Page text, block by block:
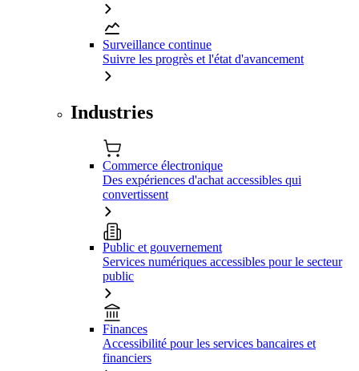
Surveillance continue
Suivre les progrès et l'état d'avancement
Industries
Commerce électronique
Des expériences d'achat accessibles qui
convertissent
Public et gouvernement
Services numériques accessibles pour le secteur
public
Finances
Accessibilité pour les services bancaires et
financiers